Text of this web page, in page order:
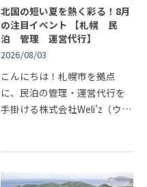
北国の短い夏を熱く彩る！8月
の注目イベント 【札幌 民
泊 管理 運営代行】
2026/08/03
こんにちは！札幌市を拠点
に、民泊の管理・運営代行を
手掛ける株式会社Weli’z（ウィ
冬の雪景色とは一変し、街も